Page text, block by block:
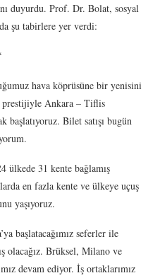
duyurdu. Prof. Dr. Bolat, sosyal
şu tabirlere yer verdi:
hava köprüsüne bir yenisini
Ankara – Tiflis
Bilet satışı bugün
ülkede 31 kente bağlamış
en fazla kente ve ülkeye uçuş
yaşıyoruz.
başlatacağımız seferler ile
olacağız. Brüksel, Milano ve
devam ediyor. İş ortaklarımız